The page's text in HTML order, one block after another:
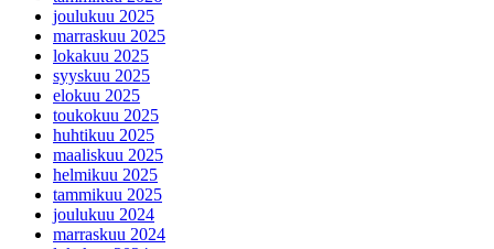
joulukuu 2025
marraskuu 2025
lokakuu 2025
syyskuu 2025
elokuu 2025
toukokuu 2025
huhtikuu 2025
maaliskuu 2025
helmikuu 2025
tammikuu 2025
joulukuu 2024
marraskuu 2024